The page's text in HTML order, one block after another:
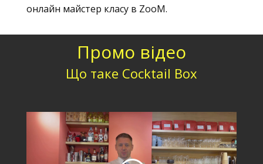
онлайн майстер класу в ZooM.
Промо відео
Що таке Cocktail Box